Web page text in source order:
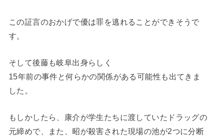
この証言のおかげで優は罪を逃れることができそうで
す。
そして後藤も岐阜出身らしく
15年前の事件と何らかの関係がある可能性も出てきま
した。
もしかしたら、康介が学生たちに渡していたドラッグの
元締めで、また、昭が殺害された現場の池が2つに分断